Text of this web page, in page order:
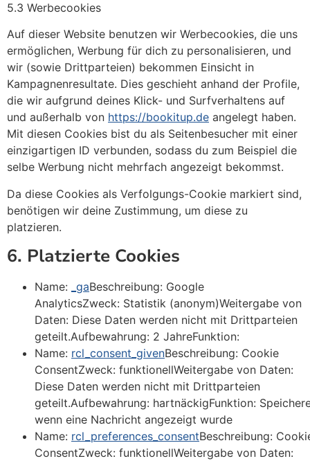
5.3 Werbecookies
Auf dieser Website benutzen wir Werbecookies, die uns
ermöglichen, Werbung für dich zu personalisieren, und
wir (sowie Drittparteien) bekommen Einsicht in
Kampagnenresultate. Dies geschieht anhand der Profile,
die wir aufgrund deines Klick- und Surfverhaltens auf
und außerhalb von https://bookitup.de angelegt haben.
Mit diesen Cookies bist du als Seitenbesucher mit einer
einzigartigen ID verbunden, sodass du zum Beispiel die
selbe Werbung nicht mehrfach angezeigt bekommst.
Da diese Cookies als Verfolgungs-Cookie markiert sind,
benötigen wir deine Zustimmung, um diese zu
platzieren.
6. Platzierte Cookies
Name: _gaBeschreibung: Google
AnalyticsZweck: Statistik (anonym)Weitergabe von
Daten: Diese Daten werden nicht mit Drittparteien
geteilt.Aufbewahrung: 2 JahreFunktion:
Name: rcl_consent_givenBeschreibung: Cookie
ConsentZweck: funktionellWeitergabe von Daten:
Diese Daten werden nicht mit Drittparteien
geteilt.Aufbewahrung: hartnäckigFunktion:
wenn eine Nachricht angezeigt wurde
Name: rcl_preferences_consentBeschreibung:
ConsentZweck: funktionellWeitergabe von Daten: